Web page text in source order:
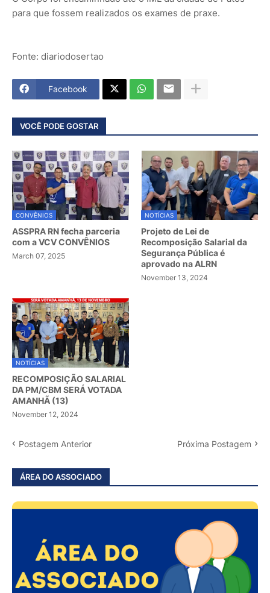
para que fossem realizados os exames de praxe.
Fonte: diariodosertao
Facebook
VOCÊ PODE GOSTAR
CONVÊNIOS
ASSPRA RN fecha parceria
com a VCV CONVÊNIOS
March 07, 2025
NOTÍCIAS
Projeto de Lei de
Recomposição Salarial da
Segurança Pública é
aprovado na ALRN
November 13, 2024
NOTÍCIAS
RECOMPOSIÇÃO SALARIAL
DA PM/CBM SERÁ VOTADA
AMANHÃ (13)
November 12, 2024
Postagem Anterior Próxima Postagem
ÁREA DO ASSOCIADO